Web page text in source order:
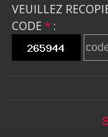
VEUILLEZ
CODE * :